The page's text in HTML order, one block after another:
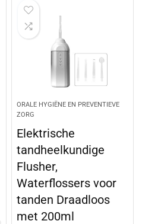
ORALE HYGIËNE EN PREVENTIEVE
ZORG
Elektrische
tandheelkundige
Flusher,
Waterflossers voor
tanden Draadloos
met 200ml